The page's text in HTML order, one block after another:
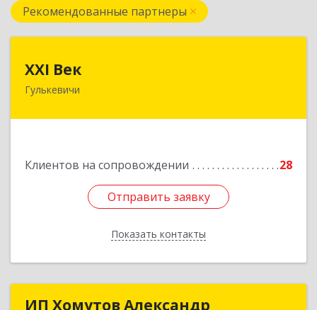
Рекомендованные партнеры
XXI Век
Гулькевичи
Клиентов на сопровождении 28
Отправить заявку
Показать контакты
Отправить заявку
Назад
ИП Хомутов Александр
ИП Хомутов Александр